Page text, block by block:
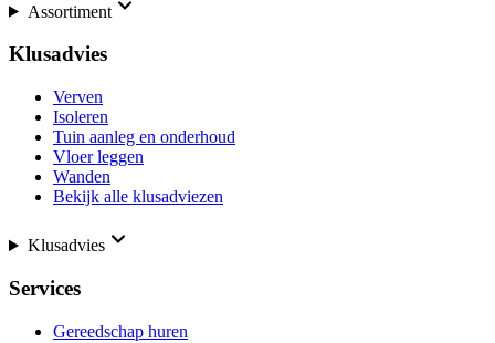
Assortiment
Klusadvies
Verven
Isoleren
Tuin aanleg en onderhoud
Vloer leggen
Wanden
Bekijk alle klusadviezen
Klusadvies
Services
Gereedschap huren